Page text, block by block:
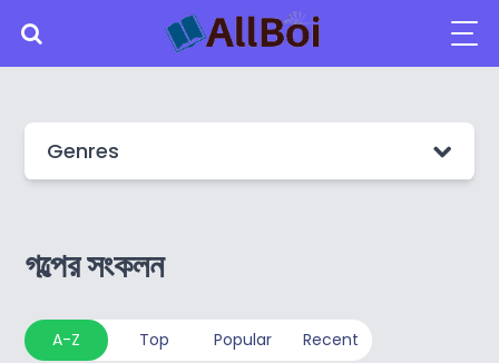
Genres
গল্পের সংকলন
A-Z Top Popular Recent